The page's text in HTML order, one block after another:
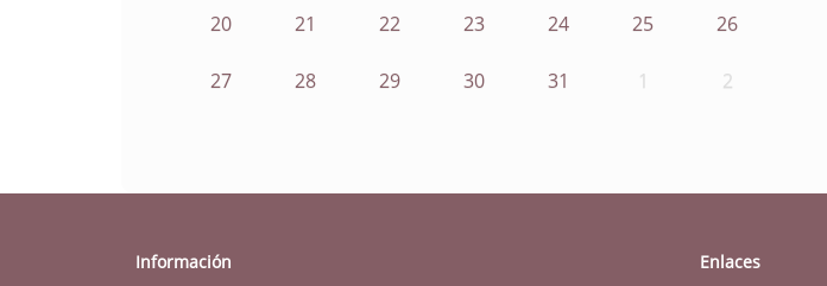
20 21 22 23 24 25 26
27 28 29 30 31 1 2
Información Enlaces